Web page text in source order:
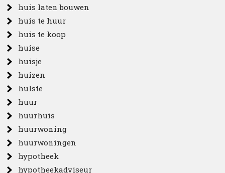
huis laten bouwen
huis te huur
huis te koop
huise
huisje
huizen
hulste
huur
huurhuis
huurwoning
huurwoningen
hypotheek
hypotheekadviseur